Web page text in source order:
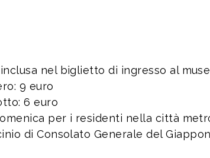
nel biglietto di ingresso al
9 euro
6 euro
per i residenti nella città
di Consolato Generale del